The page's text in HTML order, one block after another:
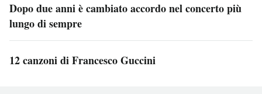
Dopo due anni è cambiato accordo nel concerto più
lungo di sempre
12 canzoni di Francesco Guccini